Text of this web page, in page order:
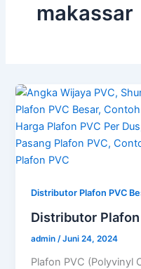
makassar
Distributor Plafon PVC
Distributor Plafon
admin /Juni 24, 2024
Plafon PVC (Polyvinyl